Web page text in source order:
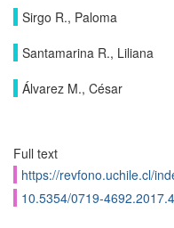
Sirgo R., Paloma
Santamarina R., Liliana
Álvarez M., César
Full text
https://revfono.uchile.cl/
10.5354/0719-